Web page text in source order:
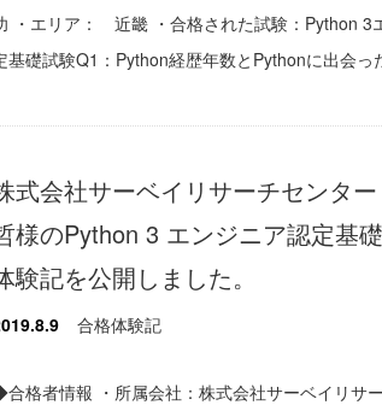
・エリア： 近畿 ・合格された試験：Python 3
基礎試験Q1：Python経歴年数とPythonに出会
式会社サーベイリサーチセンタ
様のPython 3 エンジニア認定基
験記を公開しました。
合格体験記
格者情報 ・所属会社：株式会社サーベイリサ